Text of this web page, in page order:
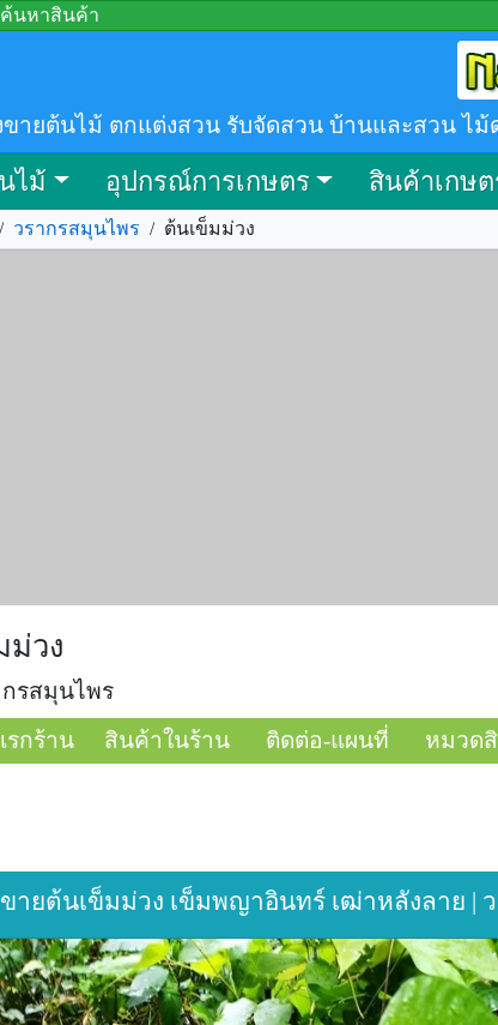
ค้นหาสินค้า
ายต้นไม้ ตกแต่งสวน รับจัดสวน บ้านและสวน ไ
ไม้ อุปกรณ์การเกษตร สินค้าเกษ
/ วรากรสมุนไพร / ต้นเข็มม่วง
ม่วง
กรสมุนไพร
กร้าน
สินค้าในร้าน ติดต่อ-แผนที่ หมวด
ขายต้นเข็มม่วง เข็มพญาอินทร์ เฒ่าหลังลาย |